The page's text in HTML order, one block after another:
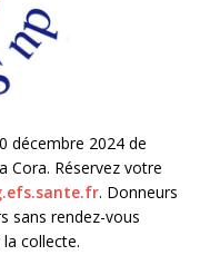
décembre 2024 de
Cora. Réservez votre
. Donneurs
sans rendez-vous
collecte.